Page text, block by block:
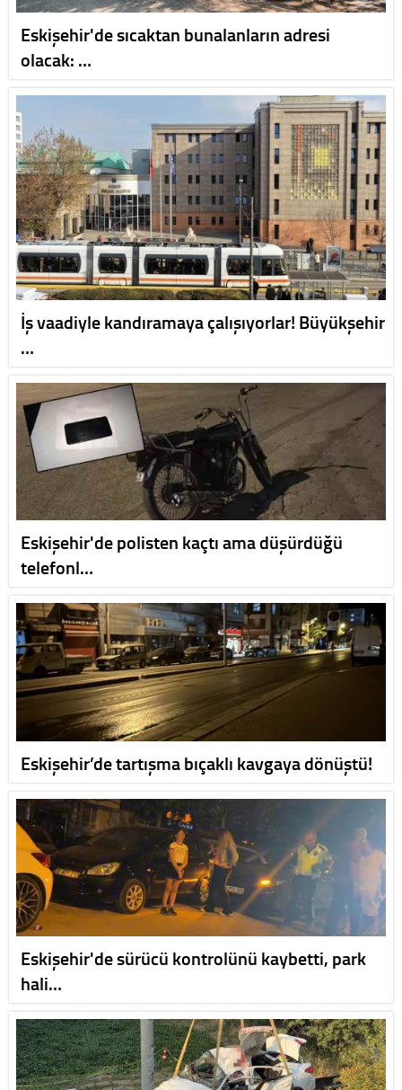
Eskişehir'de sıcaktan bunalanların adresi
olacak: …
İş vaadiyle kandıramaya çalışıyorlar! Büyükşehir
…
Eskişehir'de polisten kaçtı ama düşürdüğü
telefonl…
Eskişehir’de tartışma bıçaklı kavgaya dönüştü!
Eskişehir'de sürücü kontrolünü kaybetti, park
hali…